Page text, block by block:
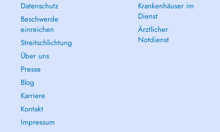
Datenschutz
Beschwerde
einreichen
Streitschlichtung
Über uns
Presse
Blog
Karriere
Kontakt
Impressum
Krankenhäuser im
Dienst
Ärztlicher
Notdienst